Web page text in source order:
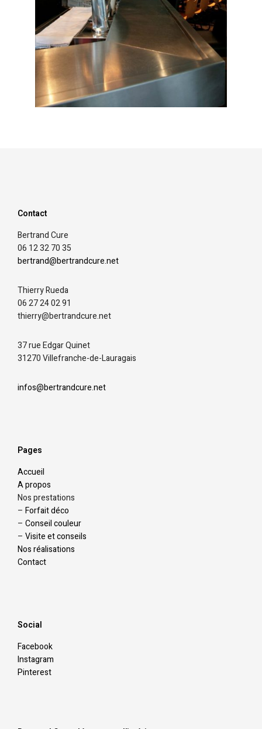
Contact
Bertrand Cure
06 12 32 70 35
bertrand@bertrandcure.net
Thierry Rueda
06 27 24 02 91
thierry@bertrandcure.net
37 rue Edgar Quinet
31270 Villefranche-de-Lauragais
infos@bertrandcure.net
Pages
Accueil
A propos
Nos prestations
– Forfait déco
– Conseil couleur
– Visite et conseils
Nos réalisations
Contact
Social
Facebook
Instagram
Pinterest